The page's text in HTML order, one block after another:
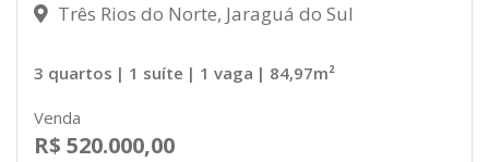
Três Rios do Norte, Jaraguá do Sul
3 quartos | 1 suíte | 1 vaga | 84,97m²
Venda
R$ 520.000,00